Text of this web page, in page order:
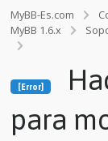
MyBB-Es.com
MyBB 1.6.x
a
e
[Error]
para